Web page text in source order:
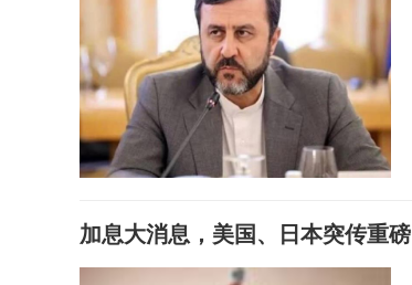
加息大消息，美国、日本突传重磅